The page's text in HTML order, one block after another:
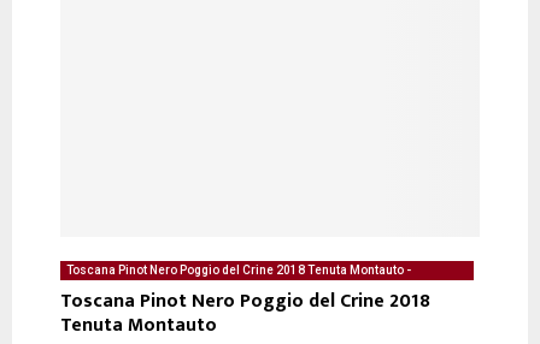
Toscana Pinot Nero Poggio del Crine 2018 Tenuta Montauto -
Toscana Pinot Nero Poggio del Crine 2018
Tenuta Montauto